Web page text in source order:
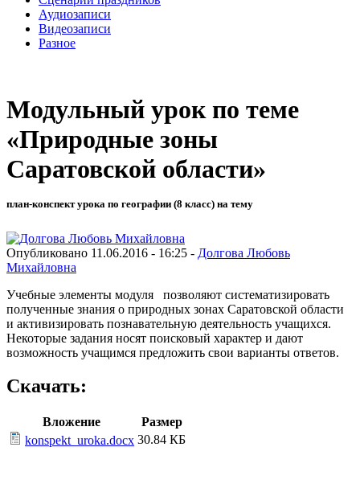
Аудиозаписи
Видеозаписи
Разное
Модульный урок по теме
«Природные зоны
Саратовской области»
план-конспект урока по географии (8 класс) на тему
Опубликовано 11.06.2016 - 16:25 - Долгова Любовь
Михайловна
Учебные элементы модуля позволяют систематизировать
полученные знания о природных зонах Саратовской области
и активизировать познавательную деятельность учащихся.
Некоторые задания носят поисковый характер и дают
возможность учащимся предложить свои варианты ответов.
Скачать:
Вложение
Размер
konspekt_uroka.docx 30.84 КБ